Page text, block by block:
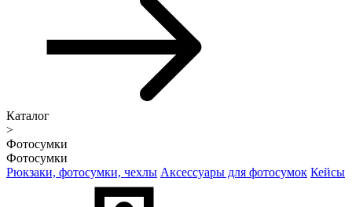
Каталог
>
Фотосумки
Фотосумки
Рюкзаки, фотосумки, чехлы Аксессуары для фотосумок Кейсы